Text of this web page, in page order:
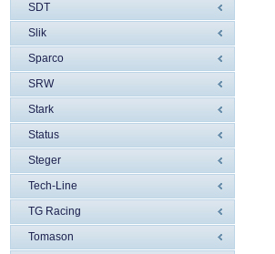
SDT
Slik
Sparco
SRW
Stark
Status
Steger
Tech-Line
TG Racing
Tomason